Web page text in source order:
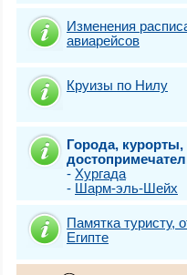
Изменения
авиарейсов
Круизы по Нилу
Города, курорты,
- Хургада
- Шарм-эль-Шейх
Памятка туристу,
Египте